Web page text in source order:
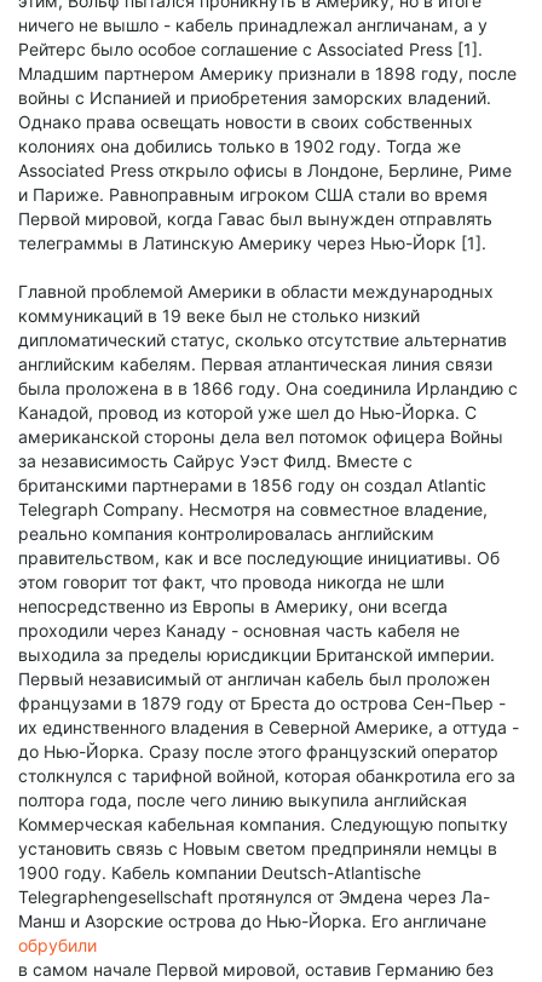
ничего не вышло - кабель принадлежал англичанам, а у
Рейтерс было особое соглашение с Associated Press [1].
Младшим партнером Америку признали в 1898 году, после
войны с Испанией и приобретения заморских владений.
Однако права освещать новости в своих собственных
колониях она добились только в 1902 году. Тогда же
Associated Press открыло офисы в Лондоне, Берлине, Риме
и Париже. Равноправным игроком США стали во время
Первой мировой, когда Гавас был вынужден отправлять
телеграммы в Латинскую Америку через Нью-Йорк [1].
Главной проблемой Америки в области международных
коммуникаций в 19 веке был не столько низкий
дипломатический статус, сколько отсутствие альтернатив
английским кабелям. Первая атлантическая линия связи
была проложена в в 1866 году. Она соединила Ирландию с
Канадой, провод из которой уже шел до Нью-Йорка. С
американской стороны дела вел потомок офицера Войны
за независимость Сайрус Уэст Филд. Вместе с
британскими партнерами в 1856 году он создал Atlantic
Telegraph Company. Несмотря на совместное владение,
реально компания контролировалась английским
правительством, как и все последующие инициативы. Об
этом говорит тот факт, что провода никогда не шли
непосредственно из Европы в Америку, они всегда
проходили через Канаду - основная часть кабеля не
выходила за пределы юрисдикции Британской империи.
Первый независимый от англичан кабель был проложен
французами в 1879 году от Бреста до острова Сен-Пьер -
их единственного владения в Северной Америке, а оттуда -
до Нью-Йорка. Сразу после этого французский оператор
столкнулся с тарифной войной, которая обанкротила его за
полтора года, после чего линию выкупила английская
Коммерческая кабельная компания. Следующую попытку
установить связь с Новым светом предприняли немцы в
1900 году. Кабель компании Deutsch-Atlantische
Telegraphengesellschaft протянулся от Эмдена через Ла-
Манш и Азорские острова до Нью-Йорка. Его англичане
обрубили
в самом начале Первой мировой, оставив Германию без